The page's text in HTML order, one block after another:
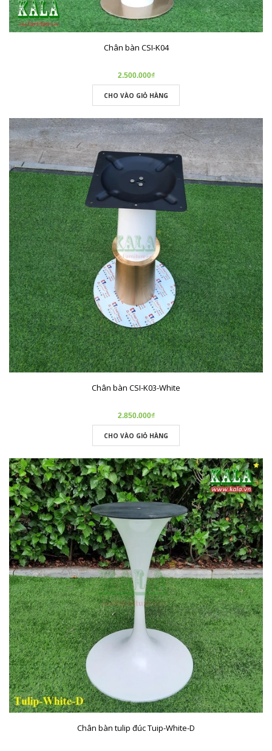
Chân bàn CSI-K04
2.500.000₫
CHO VÀO GIỎ HÀNG
Chân bàn CSI-K03-White
2.850.000₫
CHO VÀO GIỎ HÀNG
Chân bàn tulip đúc Tuip-White-D